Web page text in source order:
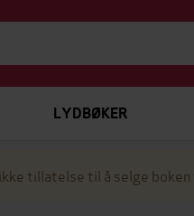
LYDBØKER
tillatelse til å selge boken